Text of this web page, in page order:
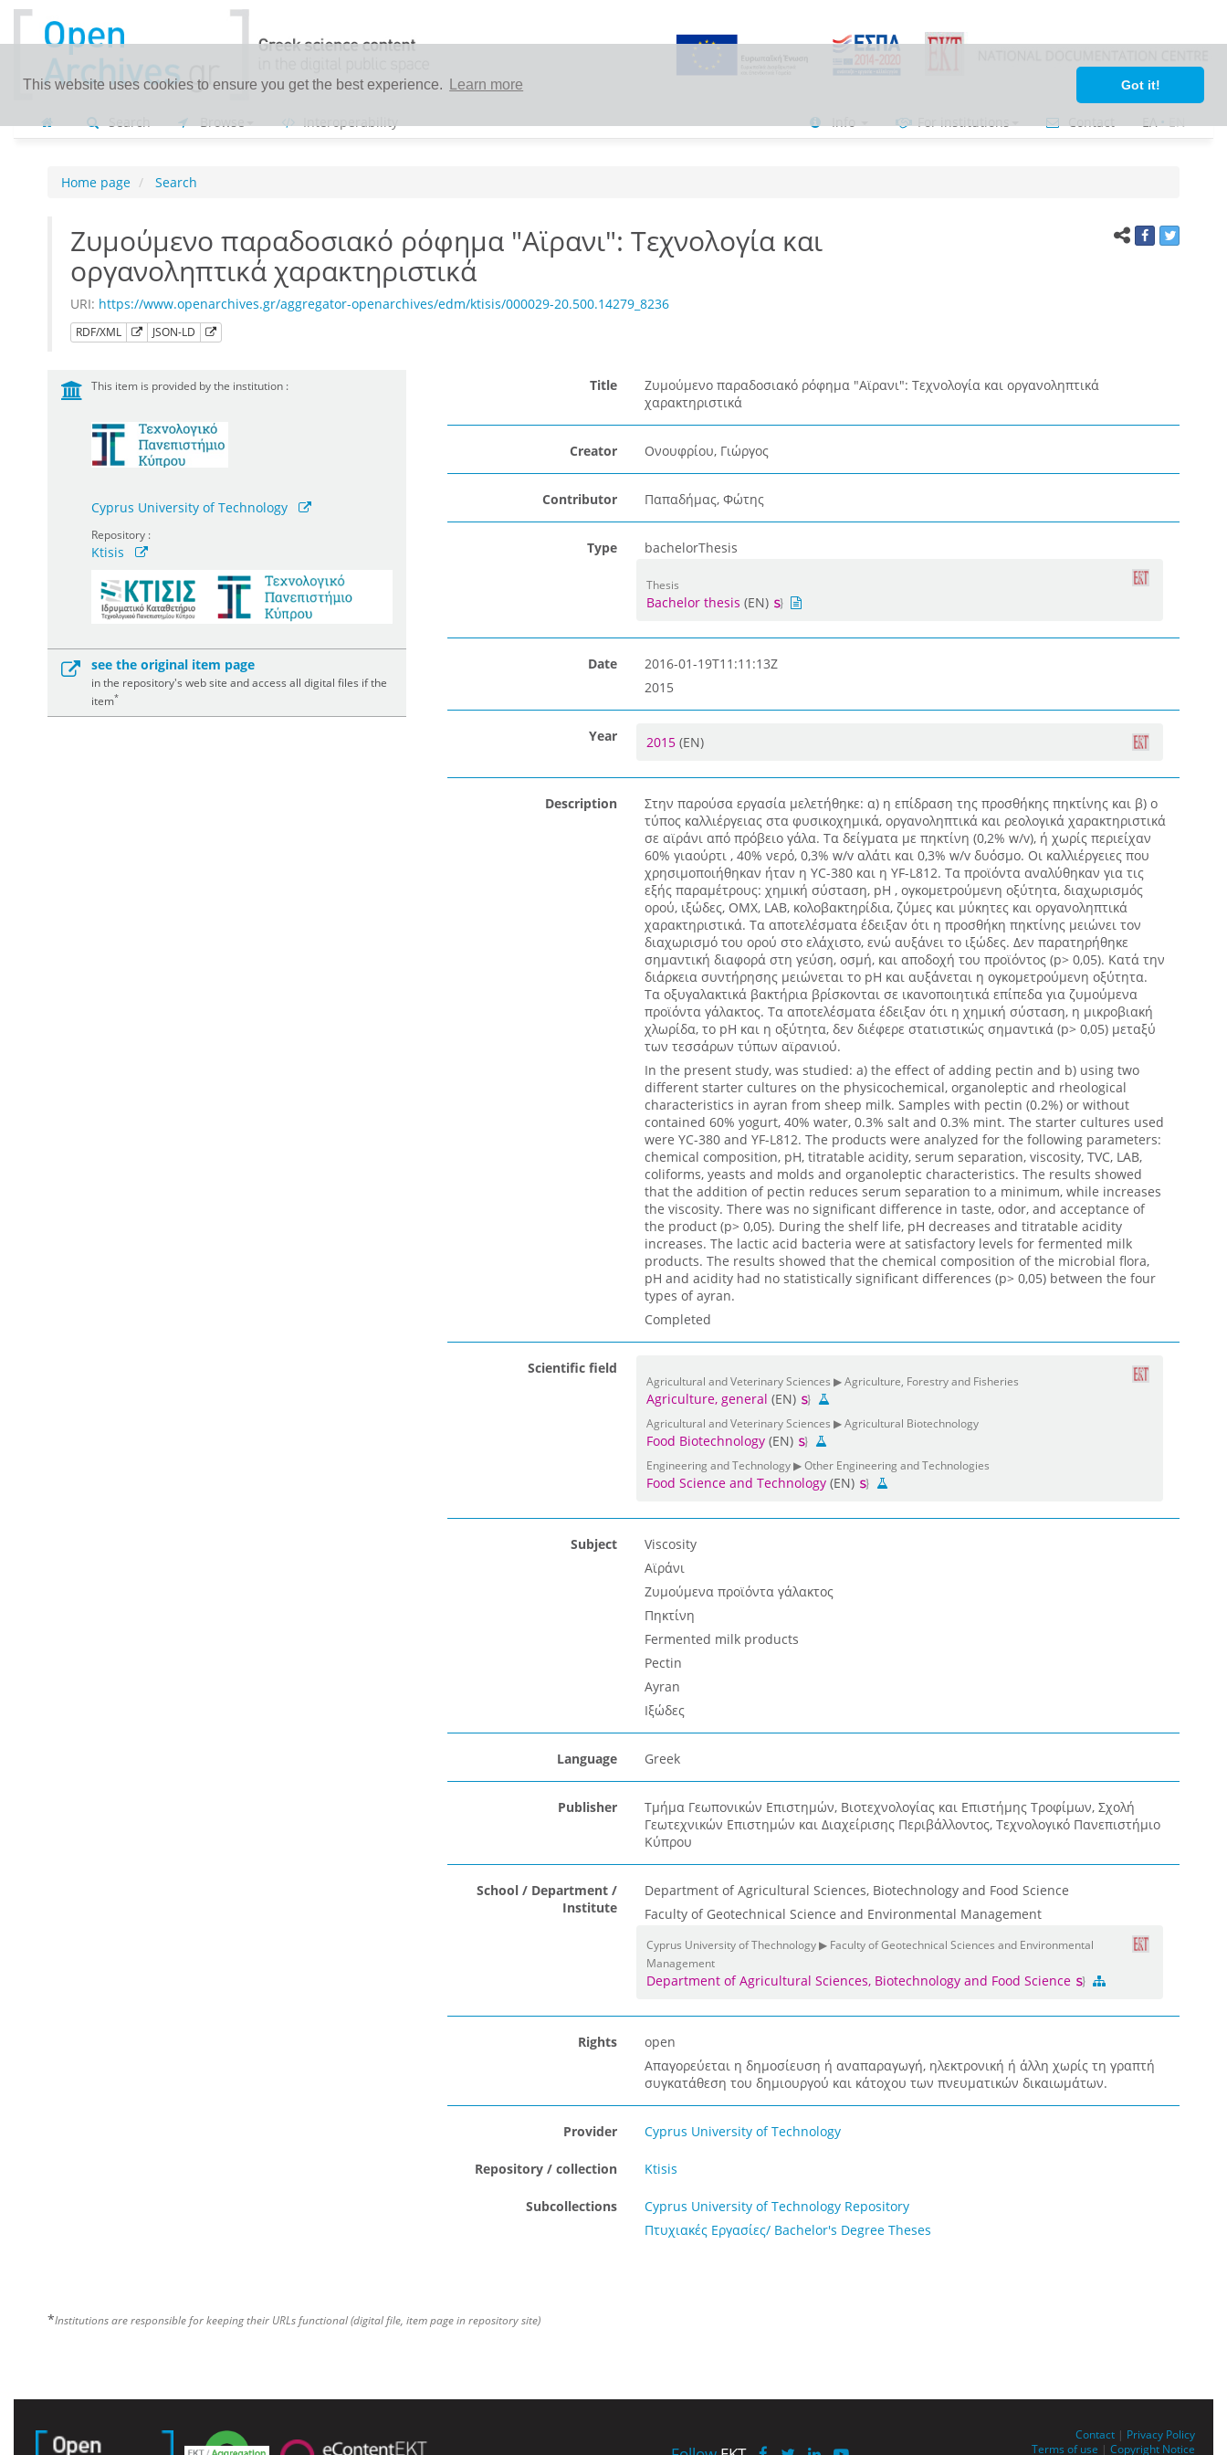
This website uses cookies to ensure you get the best experience. Learn more Got it!
Search Browse Interoperability Info For institutions Contact ΕΛ•ΕΝ
Home page Search
Ζυμούμενο παραδοσιακό ρόφημα "Αϊρανι": Τεχνολογία και
οργανοληπτικά χαρακτηριστικά
URI: https://www.openarchives.gr/aggregator-openarchives/edm/ktisis/000029-20.500.14279_8236
RDF/XML JSON-LD
This item is provided by the institution :
Cyprus University of Technology
Repository :
Ktisis
see the original item page
in the repository's web site and access all digital files if the
item*
Title
Ζυμούμενο παραδοσιακό ρόφημα "Αϊρανι": Τεχνολογία και οργανοληπτικά
χαρακτηριστικά
Creator Ονουφρίου, Γιώργος
Contributor Παπαδήμας, Φώτης
Type bachelorThesis
Thesis
Bachelor thesis (EN)
Date
2016-01-19T11:11:13Z
2015
Year 2015 (EN)
Description
Στην παρούσα εργασία μελετήθηκε: α) η επίδραση της προσθήκης πηκτίνης και β) ο
τύπος καλλιέργειας στα φυσικοχημικά, οργανοληπτικά και ρεολογικά χαρακτηριστικά
σε αϊράνι από πρόβειο γάλα. Τα δείγματα με πηκτίνη (0,2% w/v), ή χωρίς περιείχαν
60% γιαούρτι , 40% νερό, 0,3% w/v αλάτι και 0,3% w/v δυόσμο. Οι καλλιέργειες που
χρησιμοποιήθηκαν ήταν η YC-380 και η YF-L812. Τα προϊόντα αναλύθηκαν για τις
εξής παραμέτρους: χημική σύσταση, pH , ογκομετρούμενη οξύτητα, διαχωρισμός
ορού, ιξώδες, ΟΜΧ, LAB, κολοβακτηρίδια, ζύμες και μύκητες και οργανοληπτικά
χαρακτηριστικά. Τα αποτελέσματα έδειξαν ότι η προσθήκη πηκτίνης μειώνει τον
διαχωρισμό του ορού στο ελάχιστο, ενώ αυξάνει το ιξώδες. Δεν παρατηρήθηκε
σημαντική διαφορά στη γεύση, οσμή, και αποδοχή του προϊόντος (p> 0,05). Κατά την
διάρκεια συντήρησης μειώνεται το pH και αυξάνεται η ογκομετρούμενη οξύτητα.
Τα οξυγαλακτικά βακτήρια βρίσκονται σε ικανοποιητικά επίπεδα για ζυμούμενα
προϊόντα γάλακτος. Τα αποτελέσματα έδειξαν ότι η χημική σύσταση, η μικροβιακή
χλωρίδα, το pH και η οξύτητα, δεν διέφερε στατιστικώς σημαντικά (p> 0,05) μεταξύ
των τεσσάρων τύπων αϊρανιού.
In the present study, was studied: a) the effect of adding pectin and b) using two
different starter cultures on the physicochemical, organoleptic and rheological
characteristics in ayran from sheep milk. Samples with pectin (0.2%) or without
contained 60% yogurt, 40% water, 0.3% salt and 0.3% mint. The starter cultures used
were YC-380 and YF-L812. The products were analyzed for the following parameters:
chemical composition, pH, titratable acidity, serum separation, viscosity, TVC, LAB,
coliforms, yeasts and molds and organoleptic characteristics. The results showed
that the addition of pectin reduces serum separation to a minimum, while increases
the viscosity. There was no significant difference in taste, odor, and acceptance of
the product (p> 0,05). During the shelf life, pH decreases and titratable acidity
increases. The lactic acid bacteria were at satisfactory levels for fermented milk
products. The results showed that the chemical composition of the microbial flora,
pH and acidity had no statistically significant differences (p> 0,05) between the four
types of ayran.
Completed
Scientific field
Agricultural and Veterinary Sciences ▶ Agriculture, Forestry and Fisheries
Agriculture, general (EN)
Agricultural and Veterinary Sciences ▶ Agricultural Biotechnology
Food Biotechnology(EN)
Engineering and Technology ▶ Other Engineering and Technologies
Food Science and Technology(EN)
Subject
Viscosity
Αϊράνι
Ζυμούμενα προϊόντα γάλακτος
Πηκτίνη
Fermented milk products
Pectin
Ayran
Ιξώδες
Language Greek
Publisher
Τμήμα Γεωπονικών Επιστημών, Βιοτεχνολογίας και Επιστήμης Τροφίμων, Σχολή
Γεωτεχνικών Επιστημών και Διαχείρισης Περιβάλλοντος, Τεχνολογικό Πανεπιστήμιο
Κύπρου
School / Department /
Institute
Department of Agricultural Sciences, Biotechnology and Food Science
Faculty of Geotechnical Science and Environmental Management
Cyprus University of Thechnology ▶ Faculty of Geotechnical Sciences and Environmental
Management
Department of Agricultural Sciences, Biotechnology and Food Science
Rights
open
Απαγορεύεται η δημοσίευση ή αναπαραγωγή, ηλεκτρονική ή άλλη χωρίς τη γραπτή
συγκατάθεση του δημιουργού και κάτοχου των πνευματικών δικαιωμάτων.
Provider Cyprus University of Technology
Repository / collection Ktisis
Subcollections
Cyprus University of Technology Repository
Πτυχιακές Εργασίες/ Bachelor's Degree Theses
*Institutions are responsible for keeping their URLs functional (digital file, item page in repository site)
Contact | Privacy Policy
Terms of use | Copyright Notice